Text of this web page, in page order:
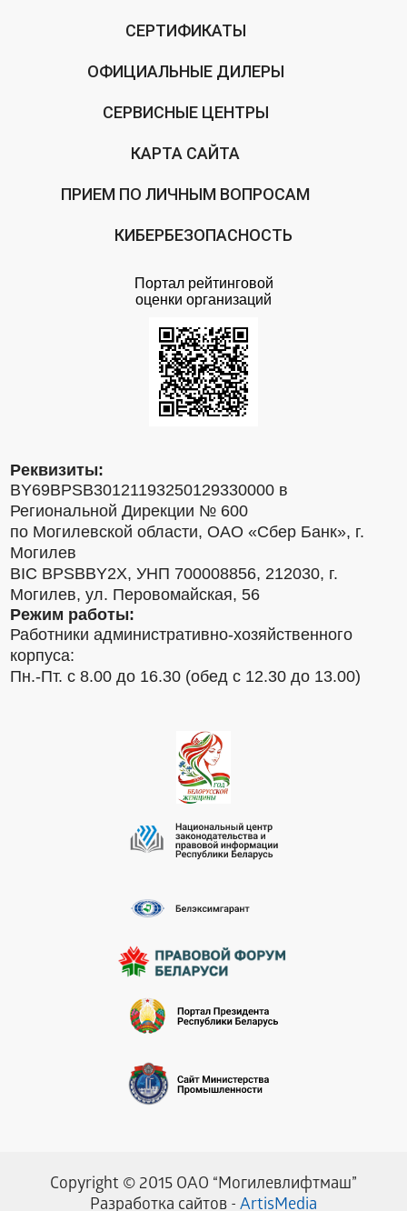
СЕРТИФИКАТЫ
ОФИЦИАЛЬНЫЕ ДИЛЕРЫ
СЕРВИСНЫЕ ЦЕНТРЫ
КАРТА САЙТА
ПРИЕМ ПО ЛИЧНЫМ ВОПРОСАМ
КИБЕРБЕЗОПАСНОСТЬ
Портал рейтинговой
оценки организаций
Реквизиты:
BY69BPSB30121193250129330000 в
Региональной Дирекции № 600
по Могилевской области, ОАО «Сбер Банк», г.
Могилев
BIC BPSBBY2X, УНП 700008856, 212030, г.
Могилев, ул. Перовомайская, 56
Режим работы:
Работники административно-хозяйственного
корпуса:
Пн.-Пт. с 8.00 до 16.30 (обед с 12.30 до 13.00)
Разработка сайтов - ArtisMedia
Copyright © 2015 ОАО “Могилевлифтмаш”